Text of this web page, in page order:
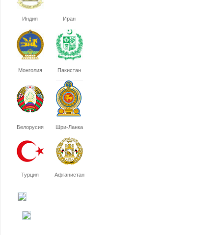
Индия Иран
Монголия Пакистан
Белорусия Шри-Ланка
Турция Афганистан